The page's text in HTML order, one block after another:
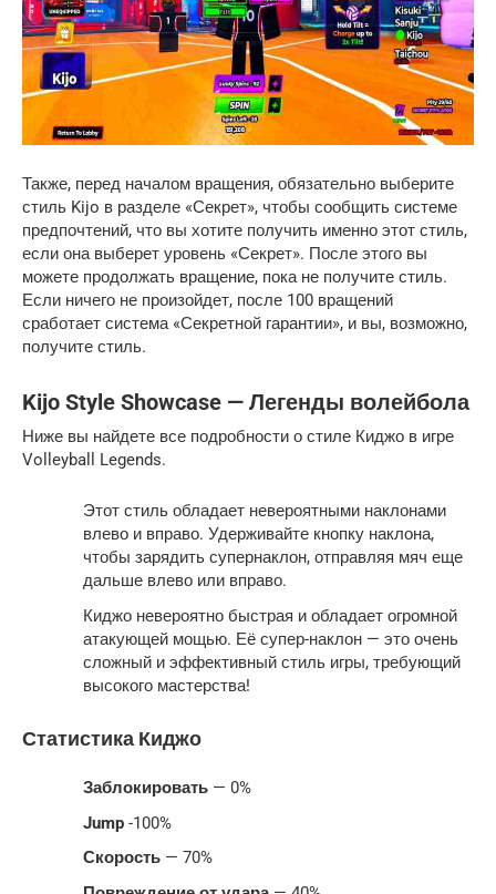
Также, перед началом вращения, обязательно выберите
стиль Kijo в разделе «Секрет», чтобы сообщить системе
предпочтений, что вы хотите получить именно этот стиль,
если она выберет уровень «Секрет». После этого вы
можете продолжать вращение, пока не получите стиль.
Если ничего не произойдет, после 100 вращений
сработает система «Секретной гарантии», и вы, возможно,
получите стиль.
Kijo Style Showcase — Легенды волейбола
Ниже вы найдете все подробности о стиле Киджо в игре
Volleyball Legends.
Этот стиль обладает невероятными наклонами
влево и вправо. Удерживайте кнопку наклона,
чтобы зарядить супернаклон, отправляя мяч еще
дальше влево или вправо.
Киджо невероятно быстрая и обладает огромной
атакующей мощью. Её супер-наклон — это очень
сложный и эффективный стиль игры, требующий
высокого мастерства!
Статистика Киджо
Заблокировать — 0%
Jump -100%
Скорость — 70%